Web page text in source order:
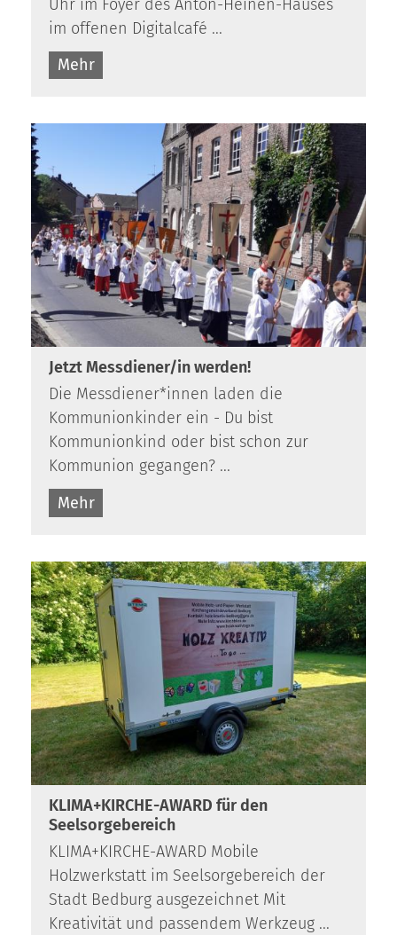
Uhr im Foyer des Anton-Heinen-Hauses
im offenen Digitalcafé ...
Mehr
Jetzt Messdiener/in werden!
Die Messdiener*innen laden die
Kommunionkinder ein - Du bist
Kommunionkind oder bist schon zur
Kommunion gegangen? ...
Mehr
KLIMA+KIRCHE-AWARD für den
Seelsorgebereich
KLIMA+KIRCHE-AWARD Mobile
Holzwerkstatt im Seelsorgebereich der
Stadt Bedburg ausgezeichnet Mit
Kreativität und passendem Werkzeug ...